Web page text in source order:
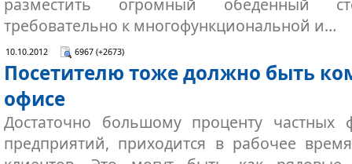
разместить огромный обеденный
требовательно к многофункциональной и…
10.10.2012 6967 (+2673)
Посетителю тоже должно быть
офисе
Достаточно большому проценту частных
предприятий, приходится в рабочее